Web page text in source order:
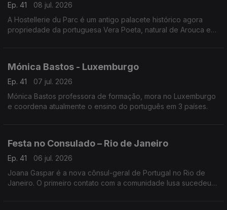
Ep. 41
08 jul. 2026
A Hostellerie du Parc é um antigo palacete histórico agora
propriedade da portuguesa Vera Poeta, natural de Arouca e
Mónica Bastos - Luxemburgo
Ep. 41
07 jul. 2026
Mónica Bastos professora de formação, mora no Luxemburgo
e coordena atualmente o ensino do português em 3 países.
Festa no Consulado – Rio de Janeiro
Ep. 41
06 jul. 2026
Joana Gaspar é a nova cônsul-geral de Portugal no Rio de
Janeiro. O primeiro contato com a comunidade lusa sucedeu